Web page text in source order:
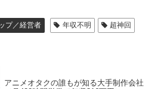
プ／経営者 年収不明 超神回
アニメオタクの誰もが知る大手制作会社